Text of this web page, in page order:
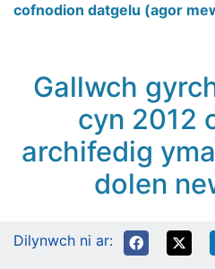
cofnodion datgelu (agor
Gallwch
cyn 2012
archifedig
dolen
Dilynwch ni ar: